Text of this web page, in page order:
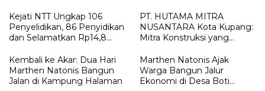
Orang-Orang Susah”
Kejati NTT Ungkap 106
Penyelidikan, 86 Penyidikan
dan Selamatkan Rp14,8
Sepanjang 2025
PT. HUTAMA MITRA
NUSANTARA Kota Kupang:
Mitra Konstruksi yang
Excellence
Kembali ke Akar: Dua Hari
Marthen Natonis Bangun
Jalan di Kampung Halaman
Marthen Natonis Ajak
Warga Bangun Jalur
Ekonomi di Desa Boti